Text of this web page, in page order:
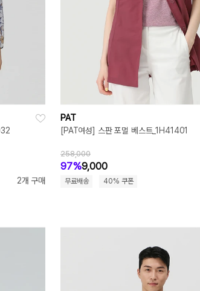
2개 구매
PAT
[PAT여성] 스판 포멀 베스트_1H41401
258,000
97%9,000
무료배송 40% 쿠폰